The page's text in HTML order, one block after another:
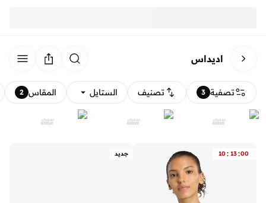
اديداس
تصفية 3 تصنيف الستايل المقاس 2
10 : 13:00 جديد